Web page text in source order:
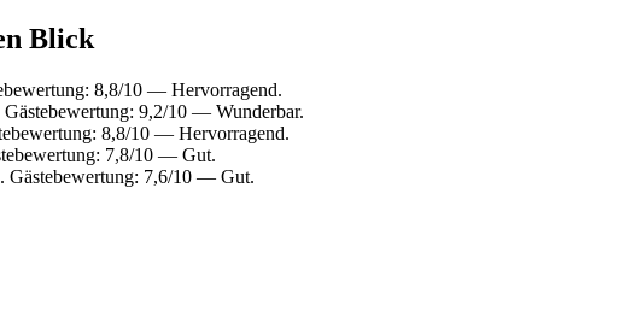
Blick
8,8/10 — Hervorragend.
9,2/10 — Wunderbar.
8,8/10 — Hervorragend.
7,8/10 — Gut.
7,6/10 — Gut.